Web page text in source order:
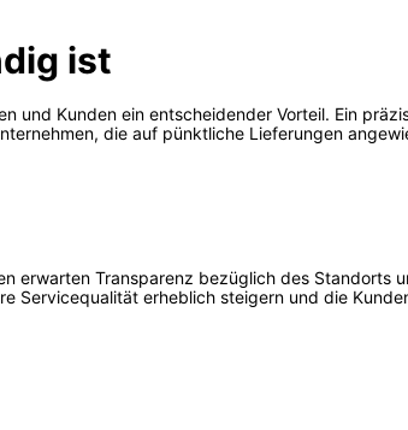
ist
und Kunden ein entscheidender Vorteil. Ein
die auf pünktliche Lieferungen
erwarten Transparenz bezüglich des Standorts
Servicequalität erheblich steigern und die